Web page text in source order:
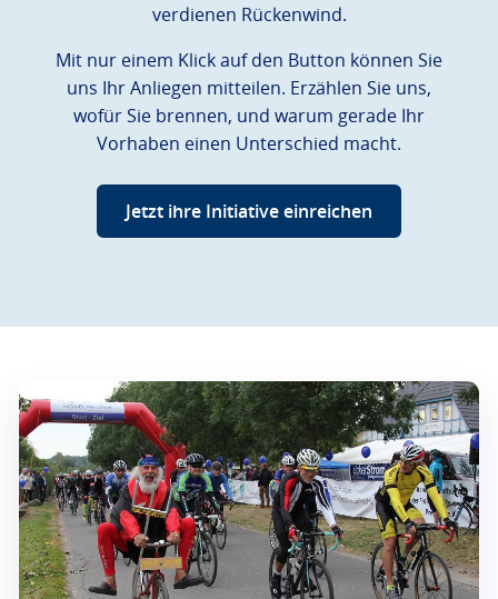
verdienen Rückenwind.
Mit nur einem Klick auf den Button können Sie
uns Ihr Anliegen mitteilen. Erzählen Sie uns,
wofür Sie brennen, und warum gerade Ihr
Vorhaben einen Unterschied macht.
Jetzt ihre Initiative einreichen